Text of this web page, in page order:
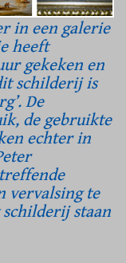
in een galerie
heeft
gekeken en
schilderij is
De
de gebruikte
echter in
vervalsing te
schilderij staan